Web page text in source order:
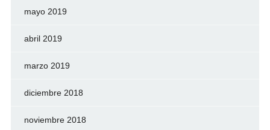
mayo 2019
abril 2019
marzo 2019
diciembre 2018
noviembre 2018